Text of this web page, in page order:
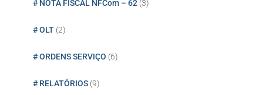
# NOTA FISCAL NFCom – 62 (3)
# OLT (2)
# ORDENS SERVIÇO (6)
# RELATÓRIOS (9)